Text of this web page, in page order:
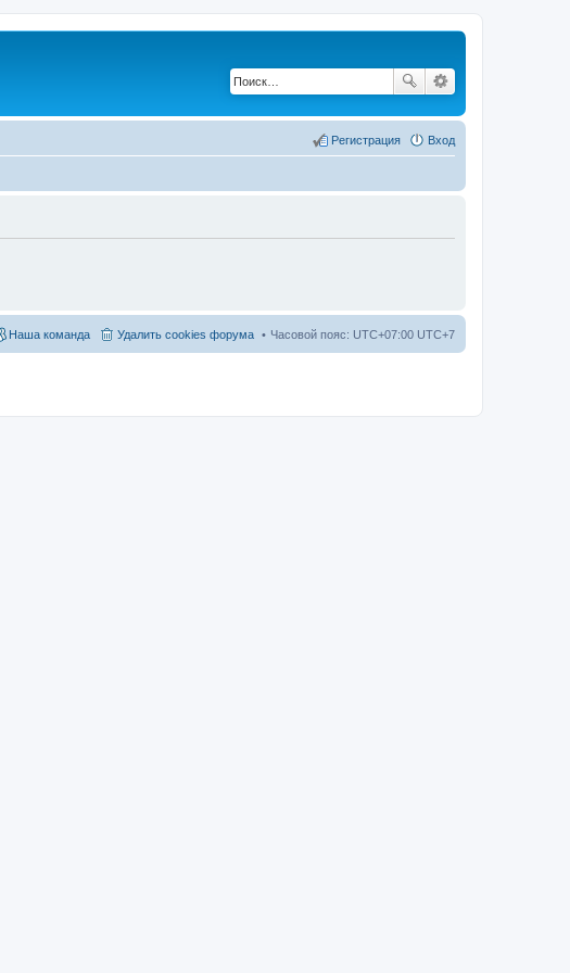
Вход
Регистрация
Часовой пояс: UTC+07:00 UTC+7
Удалить cookies форума
Наша команда